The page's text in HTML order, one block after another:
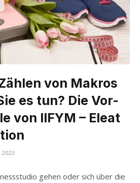
von Makros
es tun? Die Vor-
von IIFYM – Eleat
2023
gehen oder sich über die